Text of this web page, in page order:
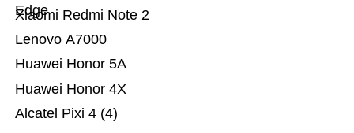
Alcatel Pixi 4 (4)
Huawei Honor 4X
Huawei Honor 5A
Lenovo A7000
Xiaomi Redmi Note 2
Edge